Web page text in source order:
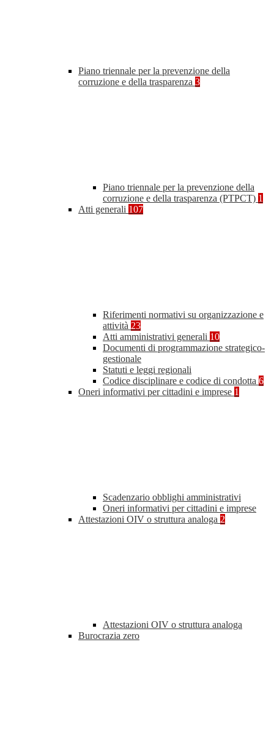
Piano triennale per la prevenzione della
corruzione e della trasparenza 3
Piano triennale per la prevenzione della
corruzione e della trasparenza (PTPCT) 1
Atti generali 107
Riferimenti normativi su organizzazione e
attività 23
Atti amministrativi generali 10
Documenti di programmazione strategico-
gestionale
Statuti e leggi regionali
Codice disciplinare e codice di condotta 6
Oneri informativi per cittadini e imprese 1
Scadenzario obblighi amministrativi
Oneri informativi per cittadini e imprese
Attestazioni OIV o struttura analoga 2
Attestazioni OIV o struttura analoga
Burocrazia zero